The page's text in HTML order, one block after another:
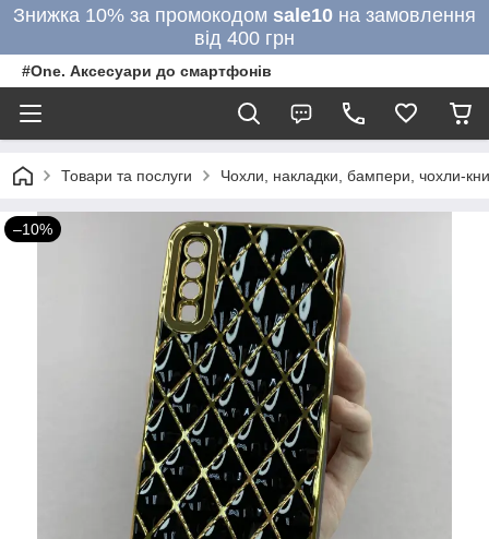
Знижка 10% за промокодом sale10 на замовлення
від 400 грн
#One. Аксесуари до смартфонів
Товари та послуги Чохли, накладки, бампери, чохли-
–10%